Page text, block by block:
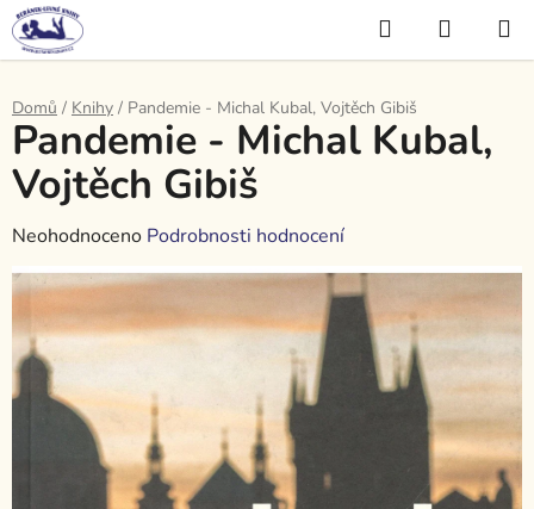
Přejít
na
obsah
Hledat
KOŠÍK
Domů / Knihy / Pandemie - Michal Kubal, Vojtěch Gibiš
Pandemie - Michal Kubal,
Vojtěch Gibiš
Průměrné
hodnocení
produktu
je
0,0
z
hvězdiček.
Neohodnoceno Podrobnosti hodnocení